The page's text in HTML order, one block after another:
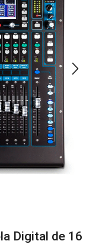
Digital de 16